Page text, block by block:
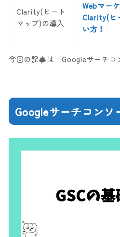
Clarity(ヒート
マップ)の導入
Webマー
Clarity(ヒ
い方！
今回の記事は「Googleサーチコ
Googleサーチコン